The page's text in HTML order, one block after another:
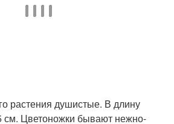
растения душистые. В длину
см. Цветоножки бывают нежно-